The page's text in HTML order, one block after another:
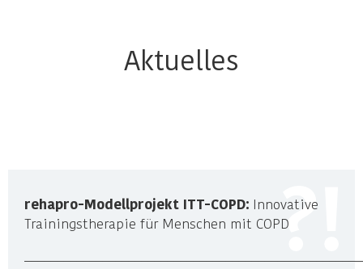
Aktuelles
rehapro-Modellprojekt ITT-COPD: Innovative
Trainingstherapie für Menschen mit COPD